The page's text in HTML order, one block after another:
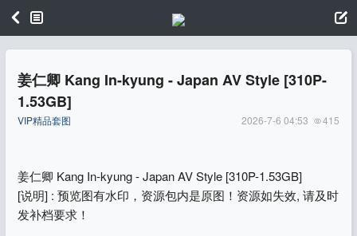
姜仁卿 Kang In-kyung - Japan AV Style [310P-
1.53GB]
VIP精品套图 415
2026-7-6 04:53
姜仁卿 Kang In-kyung - Japan AV Style [310P-1.53GB]
[说明] : 预览图有水印，资源包内是原图！资源如失效, 请及时
发补档要求！